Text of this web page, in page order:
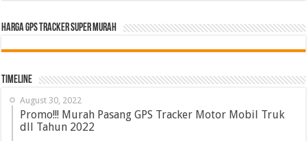
HARGA GPS TRACKER SUPER MURAH
Timeline
August 30, 2022
Promo!!! Murah Pasang GPS Tracker Motor Mobil Truk
dll Tahun 2022